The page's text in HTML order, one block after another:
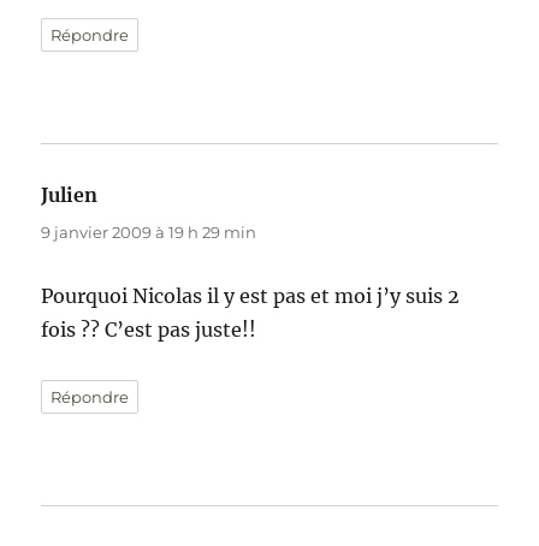
Répondre
Julien
9 janvier 2009 à 19 h 29 min
Pourquoi Nicolas il y est pas et moi j’y suis 2
fois ?? C’est pas juste!!
Répondre